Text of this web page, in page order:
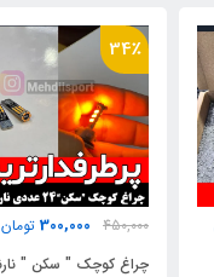
24٪
250,000
190,000 تومان
ارم نوشته انگلیسی تارا